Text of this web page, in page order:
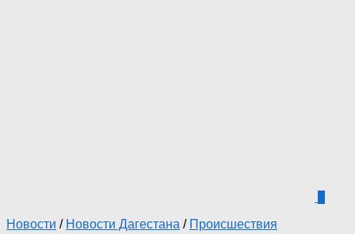
Новости / Новости Дагестана / Происшествия